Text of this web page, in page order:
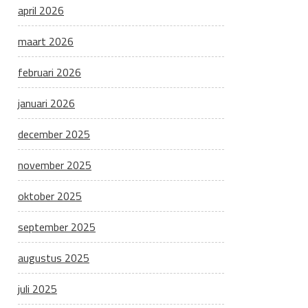
april 2026
maart 2026
februari 2026
januari 2026
december 2025
november 2025
oktober 2025
september 2025
augustus 2025
juli 2025